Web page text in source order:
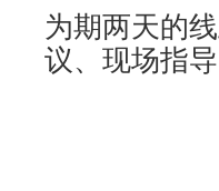
为期两天的
议、现场指